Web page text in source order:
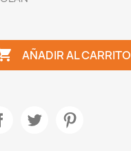
AÑADIR AL CARRITO